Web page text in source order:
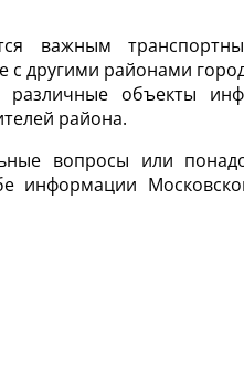
важным
с другими районами
объекты
района.
вопросы или
информации